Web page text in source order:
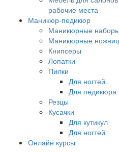
рабочие места
Маникюр-педикюр
Маникюрные наборы
Маникюрные
Книпсеры
Лопатки
Пилки
Для ногтей
Для педикюра
Резцы
Кусачки
Для кутикул
Для ногтей
Онлайн курсы